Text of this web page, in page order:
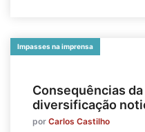
Impasses na imprensa
Consequências
diversificação
por Carlos Castilho